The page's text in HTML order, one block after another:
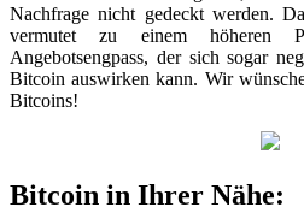
Nachfrage nicht gedeckt werden.
vermutet zu einem höheren
Angebotsengpass, der sich sogar
Bitcoin auswirken kann. Wir
Bitcoins!
Bitcoin in Ihrer Nähe: